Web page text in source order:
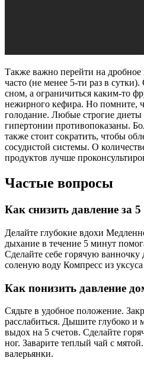
Также важно перейти на
часто (не менее 5-ти раз в сутки).
сном, а ограничиться каким-то
нежирного кефира. Но помните,
голодание. Любые строгие диеты
гипертонии противопоказаны.
также стоит сократить, чтобы
сосудистой системы. О
продуктов лучше
Частые вопросы
Как снизить давление за
Делайте глубокие вдохи
дыхание в течение 5 минут
Сделайте себе горячую ванночку
соленую воду Компресс из
Как понизить давление
Сядьте в удобное положение.
расслабиться. Дышите глубоко и
выдох на 5 счетов. Сделайте
ног. Заварите теплый чай с
валерьянки.